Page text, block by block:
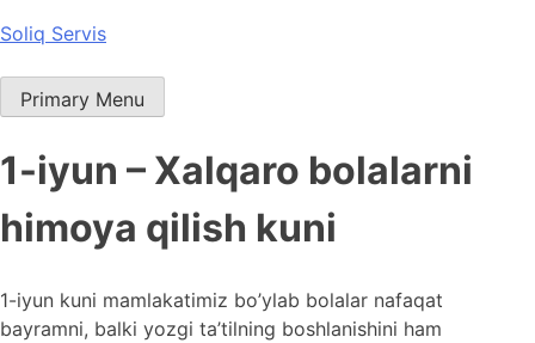
Skip
content
Soliq Servis
Primary Menu
1-iyun – Xalqaro bolalarni
himoya qilish kuni
1-iyun kuni mamlakatimiz bo’ylab bolalar nafaqat
bayramni, balki yozgi ta’tilning boshlanishini ham